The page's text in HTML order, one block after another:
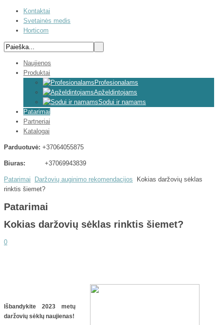
Kontaktai
Svetainės medis
Horticom
Naujienos
Produktai
Profesionalams
Apželdintojams
Sodui ir namams
Patarimai
Partneriai
Katalogai
Parduotuvė: +37064055875
Biuras: +37069943839
Patarimai Daržovių auginimo rekomendacijos
Kokias daržovių sėklas
rinktis šiemet?
Patarimai
Kokias daržovių sėklas rinktis šiemet?
0
Išbandykite 2023 metų
daržovių sėklų naujienas!